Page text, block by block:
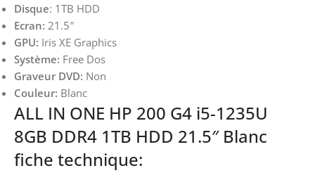
Disque: 1TB HDD
Ecran: 21.5″
GPU: Iris XE Graphics
Système: Free Dos
Graveur DVD: Non
Couleur: Blanc
ALL IN ONE HP 200 G4 i5-1235U
8GB DDR4 1TB HDD 21.5″ Blanc
fiche technique: